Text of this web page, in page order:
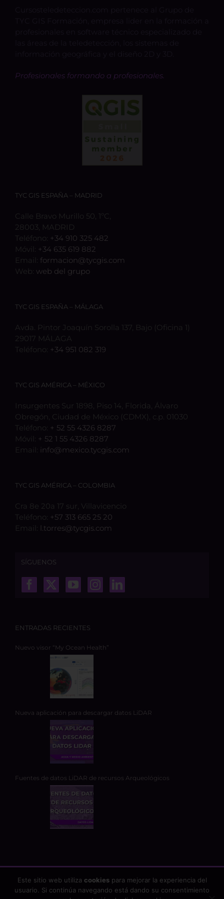
Profesionales formando a profesionales.
TYC GIS ESPAÑA – MADRID
Calle Bravo Murillo 50, 1ºC,
28003, MADRID
Teléfono: +34 910 325 482
Móvil: +34 635 619 882
Email: formacion@tycgis.com
Web: web del grupo
TYC GIS ESPAÑA – MÁLAGA
Avda. Pintor Joaquín Sorolla 137, Bajo (Oficina 1)
29017 MÁLAGA
Teléfono: +34 951 082 319
TYC GIS AMÉRICA – MÉXICO
Insurgentes Sur 1898, Piso 14, Florida, Álvaro
Obregón, Ciudad de México (CDMX), c.p. 01030
Teléfono: + 52 55 4326 8287
Móvil: + 52 1 55 4326 8287
Email: info@mexico.tycgis.com
TYC GIS AMÉRICA – COLOMBIA
Cra 8e 20a 17 sur, Villavicencio
Teléfono: +57 313 665 25 20
Email:
l.torres@tycgis.com
SÍGUENOS
ENTRADAS RECIENTES
Nuevo visor “My Ocean Health”
Nueva aplicación para descargar datos LiDAR
Fuentes de datos LiDAR de recursos Arqueológicos
Este sitio web utiliza cookiespara mejorar la experiencia del
usuario. Si continúa navegando está dando su consentimiento